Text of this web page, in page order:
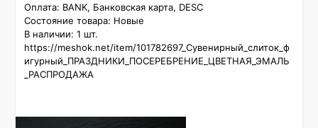
Оплата: BANK, Банковская карта, DESC
Состояние товара: Новые
В наличии: 1 шт.
https://meshok.net/item/101782697_Сувенирный_слиток_ф
игурный_ПРАЗДНИКИ_ПОСЕРЕБРЕНИЕ_ЦВЕТНАЯ_ЭМАЛЬ
_РАСПРОДАЖА